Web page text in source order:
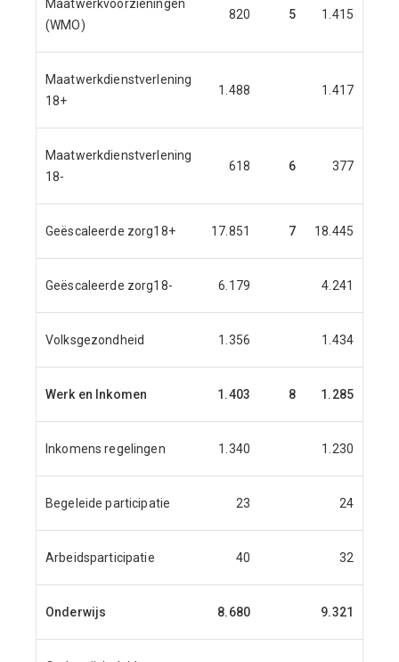
Maatwerkvoorzieningen
(WMO)
820 5 1.415
Maatwerkdienstverlening
18+
1.488 1.417
Maatwerkdienstverlening
18-
618 6 377
Geëscaleerde zorg18+ 17.851 7 18.445
Geëscaleerde zorg18- 6.179 4.241
Volksgezondheid 1.356 1.434
Werk en Inkomen 1.403 8 1.285
Inkomens regelingen 1.340 1.230
Begeleide participatie 23 24
Arbeidsparticipatie 40 32
Onderwijs 8.680 9.321